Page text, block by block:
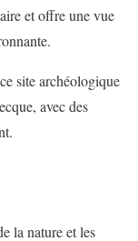
et offre une vue
site archéologique
avec des
la nature et les